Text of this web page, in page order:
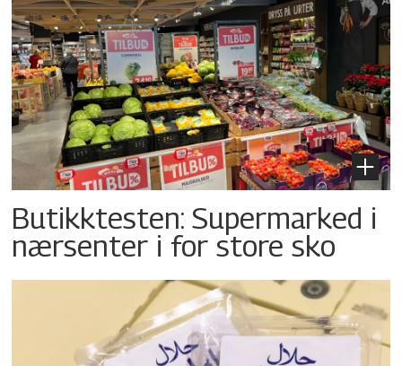
Butikktesten: Supermarked i
nærsenter i for store sko